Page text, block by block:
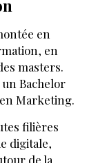
: